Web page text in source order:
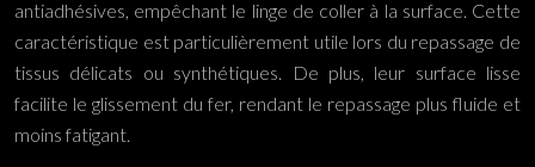
antiadhésives, empêchant le linge de coller à la surface. Cette
caractéristique est particulièrement utile lors du repassage de
tissus délicats ou synthétiques. De plus, leur surface lisse
facilite le glissement du fer, rendant le repassage plus fluide et
moins fatigant.